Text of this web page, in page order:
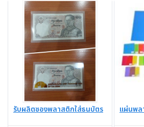
รับผลิตซองพลาสติกใส่ธนบัตร แผ่นพล